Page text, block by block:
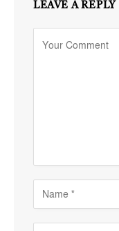
LEAVE A REPLY